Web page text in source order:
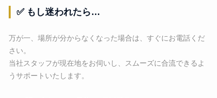
✅ もし迷われたら…
万が一、場所が分からなくなった場合は、すぐにお電話くだ
さい。
当社スタッフが現在地をお伺いし、スムーズに合流できるよ
うサポートいたします。